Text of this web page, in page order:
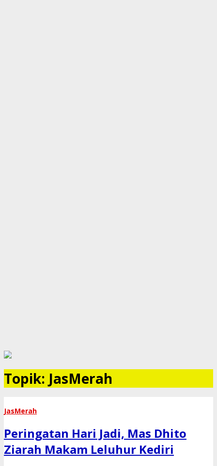
Topik: JasMerah
JasMerah
Peringatan Hari Jadi, Mas Dhito
Ziarah Makam Leluhur Kediri